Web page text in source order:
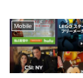
Mobile